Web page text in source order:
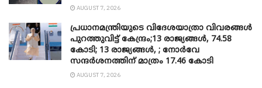
AUGUST 7, 2026
പ്രധാനമന്ത്രിയുടെ വിദേശയാത്രാ വിവരങ്ങൾ
പുറത്തുവിട്ട് കേന്ദ്രം;13 രാജ്യങ്ങൾ, 74.58
കോടി; 13 രാജ്യങ്ങൾ, ; നോർവേ
സന്ദർശനത്തിന് മാത്രം 17.46 കോടി
AUGUST 7, 2026